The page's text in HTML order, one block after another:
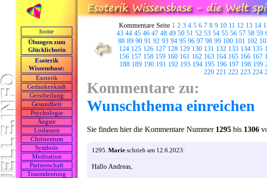
home
Übungen zum
Glücklichsein
Esoterik
Wissensbase:
Esoterik
Gedankenkraft
Geistheilung
Gesundheit
Psychologie
Ängste
Loslassen
Christentum
Symbole
Meditation
Partnerschaft
Traumdeutung
Kommentare Seite 1 2 3 4 5 6 7 8 9 10 11 12 13 14
43 44 45 46 47 48 49 50 51 52 53 54 55 56 57 58 59
88 89 90 91 92 93 94 95 96 97 98 99 100 101 102
124 125 126 127 128 129 130 131 132 133 134 135
156 157 158 159 160 161 162 163 164 165 166 167
188 189 190 191 192 193 194 195 196 197 198 199
220 221 222 223 224
Kommentare zu:
Wunschthema einreichen
Sie finden hier die Kommentare Nummer 1295 bis 1306
1295. Marie schrieb am 12.6.2023:
Hallo Andreas,